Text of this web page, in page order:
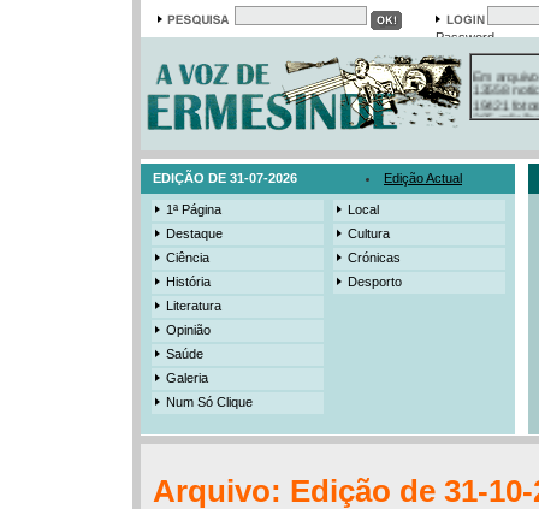
Password
Em arquivo
13558
19421
385
EDIÇÃO DE 31-07-2026 Edição Actual
1ª Página
Destaque
Ciência
História
Literatura
Opinião
Saúde
Galeria
Num Só Clique
Local
Cultura
Crónicas
Desporto
Arquivo: Edição de 31-10-